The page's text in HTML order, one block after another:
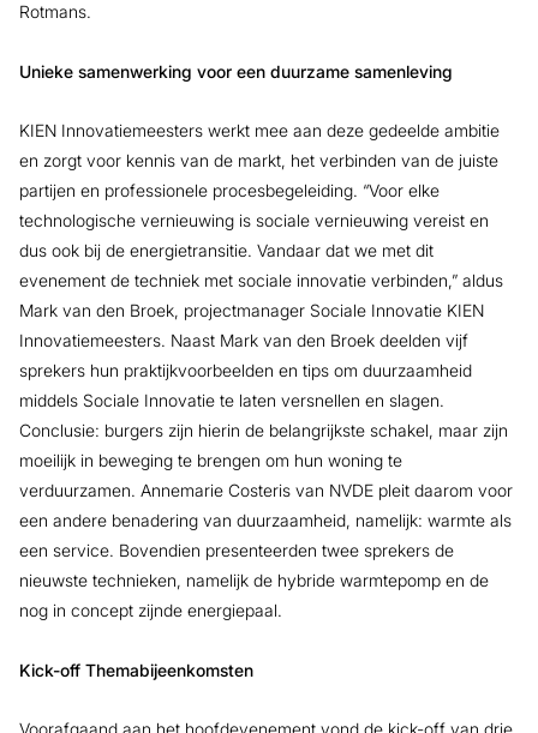
Rotmans.
Unieke samenwerking voor een duurzame samenleving
KIEN Innovatiemeesters werkt mee aan deze gedeelde ambitie
en zorgt voor kennis van de markt, het verbinden van de juiste
partijen en professionele procesbegeleiding. “Voor elke
technologische vernieuwing is sociale vernieuwing vereist en
dus ook bij de energietransitie. Vandaar dat we met dit
evenement de techniek met sociale innovatie verbinden,” aldus
Mark van den Broek, projectmanager Sociale Innovatie KIEN
Innovatiemeesters. Naast Mark van den Broek deelden vijf
sprekers hun praktijkvoorbeelden en tips om duurzaamheid
middels Sociale Innovatie te laten versnellen en slagen.
Conclusie: burgers zijn hierin de belangrijkste schakel, maar zijn
moeilijk in beweging te brengen om hun woning te
verduurzamen. Annemarie Costeris van NVDE pleit daarom voor
een andere benadering van duurzaamheid, namelijk: warmte als
een service. Bovendien presenteerden twee sprekers de
nieuwste technieken, namelijk de hybride warmtepomp en de
nog in concept zijnde energiepaal.
Kick-off Themabijeenkomsten